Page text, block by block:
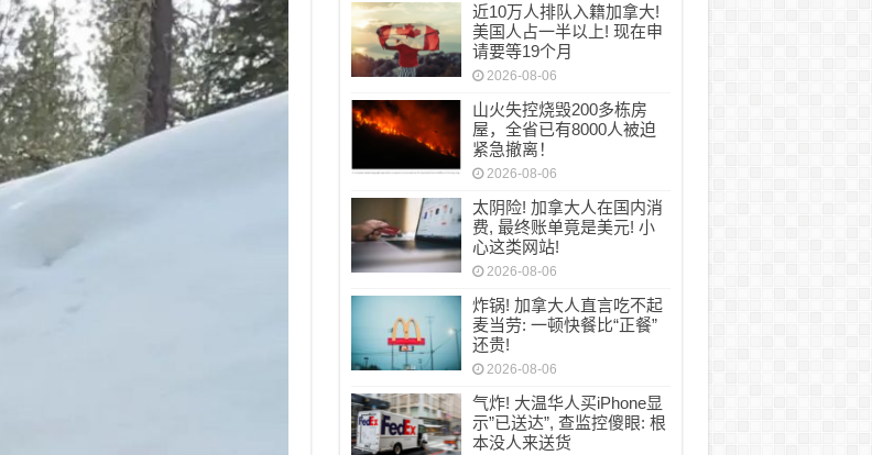
近10万人排队入籍加拿大!
美国人占一半以上! 现在申
请要等19个月
2026-08-06
山火失控烧毁200多栋房
屋，全省已有8000人被迫
紧急撤离！
2026-08-06
太阴险! 加拿大人在国内消
费, 最终账单竟是美元! 小
心这类网站!
2026-08-06
炸锅! 加拿大人直言吃不起
麦当劳: 一顿快餐比“正餐”
还贵!
2026-08-06
气炸! 大温华人买iPhone显
示”已送达”, 查监控傻眼: 根
本没人来送货